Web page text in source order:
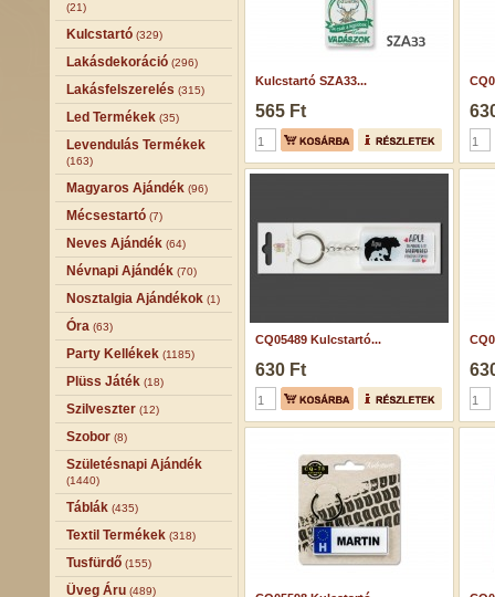
(21)
Kulcstartó (329)
Lakásdekoráció (296)
Lakásfelszerelés (315)
Led Termékek (35)
Levendulás Termékek
(163)
Magyaros Ajándék (96)
Mécsestartó (7)
Neves Ajándék (64)
Névnapi Ajándék (70)
Nosztalgia Ajándékok (1)
Óra (63)
Party Kellékek (1185)
Plüss Játék (18)
Szilveszter (12)
Szobor (8)
Születésnapi Ajándék
(1440)
Táblák (435)
Textil Termékek (318)
Tusfürdő (155)
Üveg Áru (489)
Kulcstartó SZA33...
565 Ft
CQ05489 Kulcstartó...
630 Ft